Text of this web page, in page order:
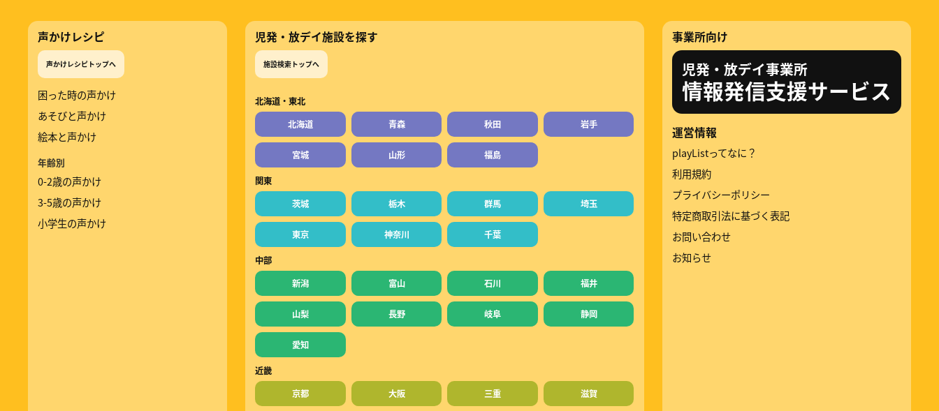
声かけレシピ
声かけレシピトップへ
困った時の声かけ
あそびと声かけ
絵本と声かけ
年齢別
0-2歳の声かけ
3-5歳の声かけ
小学生の声かけ
児発・放デイ施設を探す
施設検索トップへ
北海道・東北
北海道
青森 秋田 岩手
宮城 山形 福島
関東
茨城
栃木 群馬 埼玉
東京 神奈川 千葉
中部
新潟
富山 石川 福井
山梨 長野 岐阜 静岡
愛知
近畿
京都
大阪 三重 滋賀
事業所向け
児発・放デイ事業所
情報発信支援サービス
運営情報
playListってなに？
利用規約
プライバシーポリシー
特定商取引法に基づく表記
お問い合わせ
お知らせ